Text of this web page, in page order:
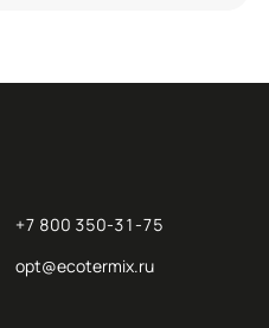
+7 800 350-31-75
opt@ecotermix.ru